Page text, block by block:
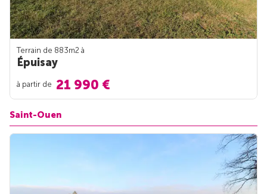
Terrain de 883m2 à
Épuisay
à partir de 21 990 €
Saint-Ouen